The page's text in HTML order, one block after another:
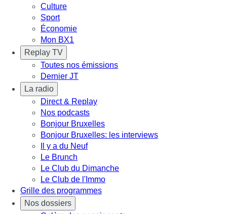
Culture
Sport
Économie
Mon BX1
Replay TV
Toutes nos émissions
Dernier JT
La radio
Direct & Replay
Nos podcasts
Bonjour Bruxelles
Bonjour Bruxelles: les interviews
Il y a du Neuf
Le Brunch
Le Club du Dimanche
Le Club de l'Immo
Grille des programmes
Nos dossiers